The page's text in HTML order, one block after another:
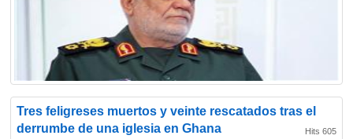
Tres feligreses muertos y veinte rescatados tras el
derrumbe de una iglesia en Ghana
Hits 605